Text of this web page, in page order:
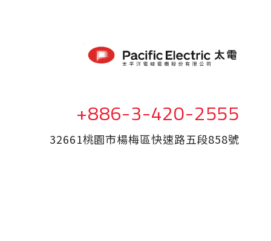
+886-3-420-2555
32661桃園市楊梅區快速路五段858號